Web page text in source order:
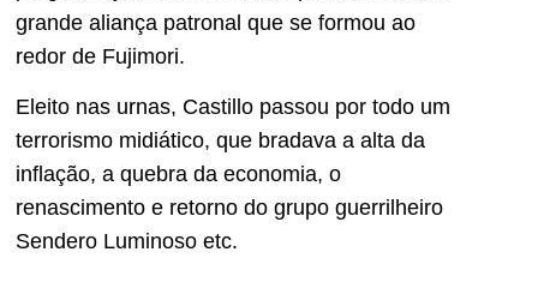
grande aliança patronal que se formou ao
redor de Fujimori.
Eleito nas urnas, Castillo passou por todo um
terrorismo midiático, que bradava a alta da
inflação, a quebra da economia, o
renascimento e retorno do grupo guerrilheiro
Sendero Luminoso etc.